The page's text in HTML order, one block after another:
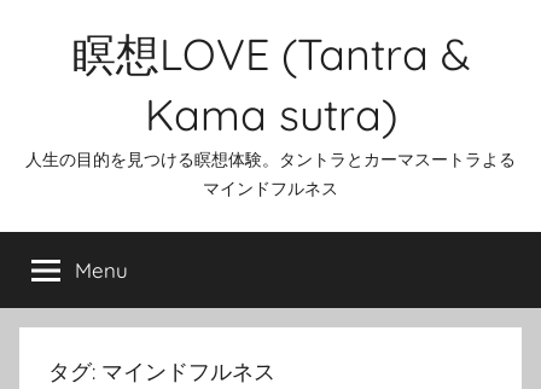
瞑想LOVE (Tantra &
Kama sutra)
人生の目的を見つける瞑想体験。タントラとカーマスートラよる
マインドフルネス
Menu
タグ: マインドフルネス